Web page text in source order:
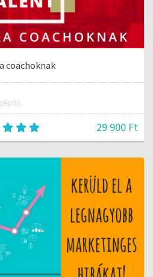
coachoknak
29 900 Ft